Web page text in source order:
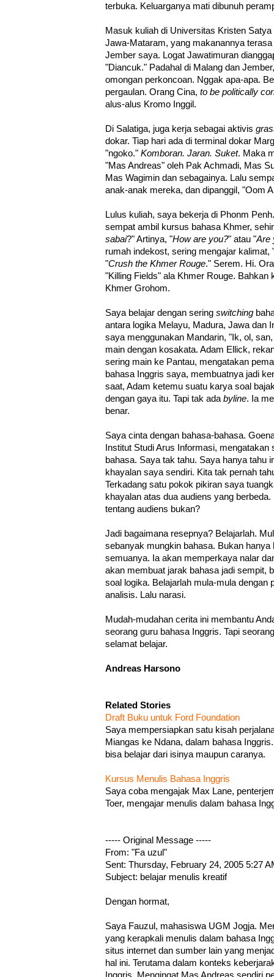
terbuka. Keluarganya mati dibunuh
Masuk kuliah di Universitas Kristen
Jawa-Mataram, yang makanannya
Jember saya. Logat Jawatimuran
"Diancuk." Padahal di Malang dan
omongan perkoncoan. Nggak apa-apa.
pergaulan. Orang Cina, to be politically
alus-alus Kromo Inggil.
Di Salatiga, juga kerja sebagai aktivis
dokar. Tiap hari ada di terminal dokar
"ngoko." Komboran. Jaran. Suket. Maka
"Mas Andreas" oleh Pak Achmadi, Mas
Mas Wagimin dan sebagainya. Lalu
anak-anak mereka, dan dipanggil, "Oom
Lulus kuliah, saya bekerja di Phonm
sempat ambil kursus bahasa Khmer,
sabai?" Artinya, "How are you?" atau "Are
rumah indekost, sering mengajar
"Crush the Khmer Rouge." Serem. Hi.
"Killing Fields" ala Khmer Rouge. Bahkan
Khmer Grohom.
Saya belajar dengan sering switching
antara logika Melayu, Madura, Jawa dan
saya menggunakan Mandarin, "Ik, ol,
main dengan kosakata. Adam Ellick,
sering main ke Pantau, mengatakan
bahasa Inggris saya, membuatnya jadi
saat, Adam ketemu suatu karya soal
dengan gaya itu. Tapi tak ada byline. Ia
benar.
Saya cinta dengan bahasa-bahasa.
Institut Studi Arus Informasi,
bahasa. Saya tak tahu. Saya hanya tahu
khayalan saya sendiri. Kita tak pernah
Terkadang satu pokok pikiran saya
khayalan atas dua audiens yang
tentang audiens bukan?
Jadi bagaimana resepnya? Belajarlah.
sebanyak mungkin bahasa. Bukan hanya
semuanya. Ia akan memperkaya nalar
akan membuat jarak bahasa jadi sempit,
soal logika. Belajarlah mula-mula dengan
analisis. Lalu narasi.
Mudah-mudahan cerita ini membantu
seorang guru bahasa Inggris. Tapi
selamat belajar.
Andreas Harsono
Related Stories
Draft Buku untuk Ford Foundation
Saya mempersiapkan satu kisah
Miangas ke Ndana, dalam bahasa
bisa belajar dari isinya maupun caranya.
Kursus Menulis Bahasa Inggris
Saya coba mengajak Max Lane,
Toer, mengajar menulis dalam bahasa
----- Original Message -----
From: "Fa uzul"
Sent: Thursday, February 24, 2005 5:27
Subject: belajar menulis kreatif
Dengan hormat,
Saya Fauzul, mahasiswa UGM Jogja.
yang kerapkali menulis dalam bahasa
situs internet dan sumber lain yang
hal ini. Terutama dalam konteks
Inggris. Mengingat Mas Andreas sendiri